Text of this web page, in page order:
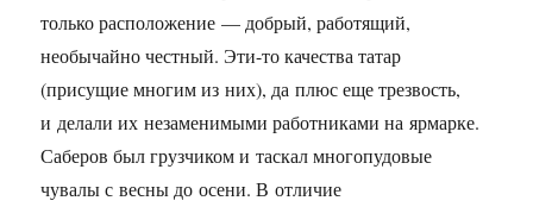
только расположение — добрый, работящий,
необычайно честный. Эти-то качества татар
(присущие многим из них), да плюс еще трезвость,
и делали их незаменимыми работниками на ярмарке.
Саберов был грузчиком и таскал многопудовые
чувалы с весны до осени. В отличие